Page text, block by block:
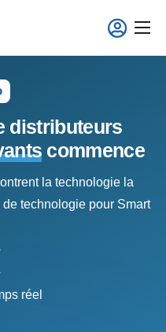
distributeurs
commence
la technologie la
technologie pour Smart
réel